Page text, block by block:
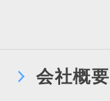
会社概要